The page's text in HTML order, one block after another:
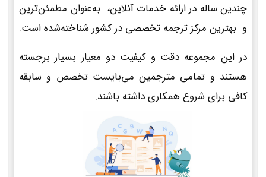
چندین ساله در ارائه خدمات آنلاین، به‌عنوان مطمئن‌ترین
و بهترین مرکز ترجمه تخصصی در کشور شناخته‌شده است.
در این مجموعه دقت و کیفیت دو معیار بسیار برجسته
هستند و تمامی مترجمین می‌بایست تخصص و سابقه
کافی برای شروع همکاری داشته باشند.